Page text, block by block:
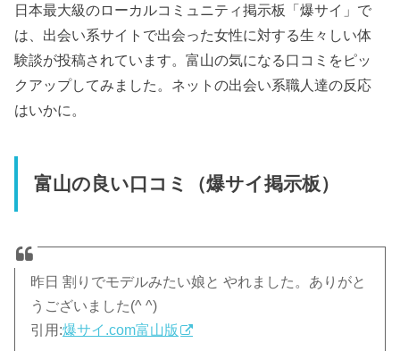
日本最大級のローカルコミュニティ掲示板「爆サイ」で
は、出会い系サイトで出会った女性に対する生々しい体
験談が投稿されています。富山の気になる口コミをピッ
クアップしてみました。ネットの出会い系職人達の反応
はいかに。
富山の良い口コミ（爆サイ掲示板）
昨日 割りでモデルみたい娘と やれました。ありがと
うございました(^ ^)
引用:爆サイ.com富山版